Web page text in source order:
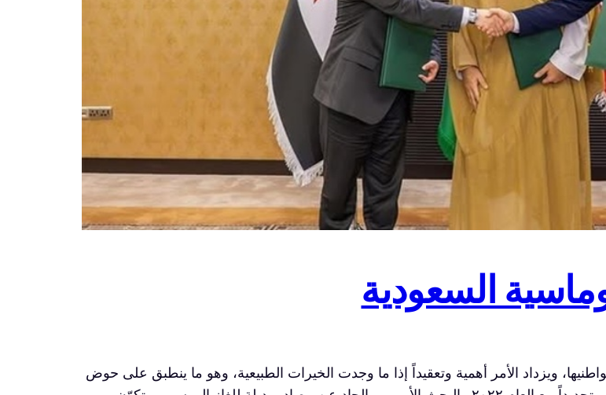
السعودية
ويزداد الأمر أهمية وتعقيداً إذا ما وجدت الخيرات الطبيعية، وهو ما ينطبق على حوض